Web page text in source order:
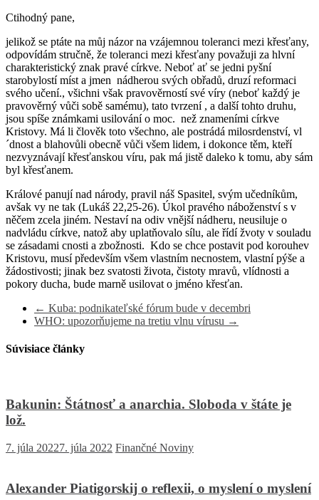
Ctihodný pane,
jelikož se ptáte na můj názor na vzájemnou toleranci mezi křesťany,
odpovídám stručně, že toleranci mezi křesťany považuji za hlvní
charakteristický znak pravé církve. Neboť ať se jedni pyšní
starobylostí míst a jmen nádherou svých obřadů, druzí reformaci
svého učení., všichni však pravověrností své víry (neboť každý je
pravověrný vůči sobě samému), tato tvrzení , a další tohto druhu,
jsou spíše známkami usilování o moc. než znameními církve
Kristovy. Má li člověk toto všechno, ale postrádá milosrdenství, vl
´dnost a blahovůli obecně vůči všem lidem, i dokonce těm, kteří
nezvyznávají křesťanskou víru, pak má jistě daleko k tomu, aby sám
byl křesťanem.
Králové panují nad národy, pravil náš Spasitel, svým učedníkům,
avšak vy ne tak (Lukáš 22,25-26). Úkol pravého náboženství s v
něčem zcela jiném. Nestaví na odiv vnější nádheru, neusiluje o
nadvládu církve, natož aby uplatňovalo sílu, ale řídí žvoty v souladu
se zásadami cnosti a zbožnosti. Kdo se chce postavit pod korouhev
Kristovu, musí především všem vlastním necnostem, vlastní pýše a
žádostivosti; jinak bez svatosti života, čistoty mravů, vlídnosti a
pokory ducha, bude marně usilovat o jméno křesťan.
← Kuba: podnikateľské fórum bude v decembri
WHO: upozorňujeme na tretiu vlnu vírusu →
Súvisiace články
Bakunin: Štátnosť a anarchia. Sloboda v štáte je
lož.
7. júla 20227. júla 2022 Finančné Noviny
Alexander Piatigorskij o reflexii, o myslení o myslení